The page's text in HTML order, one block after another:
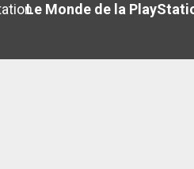
Le Monde de la